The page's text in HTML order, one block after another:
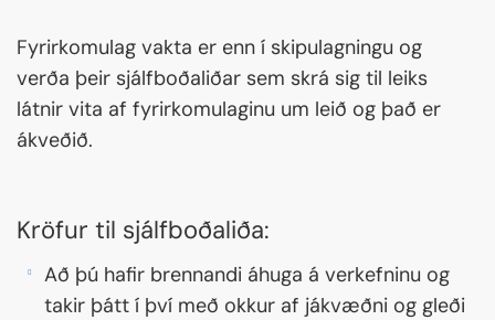
Fyrirkomulag vakta er enn í skipulagningu og
verða þeir sjálfboðaliðar sem skrá sig til leiks
látnir vita af fyrirkomulaginu um leið og það er
ákveðið.
Kröfur til sjálfboðaliða:
Að þú hafir brennandi áhuga á verkefninu og
takir þátt í því með okkur af jákvæðni og gleði